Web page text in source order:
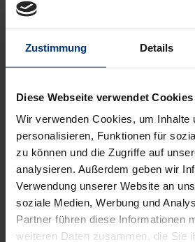
Zustimmung Details
Diese Webseite verwendet Cookies
Wir verwenden Cookies, um Inhalte
personalisieren, Funktionen für
zu können und die Zugriffe auf
analysieren. Außerdem geben wir
Verwendung unserer Website an
soziale Medien, Werbung und
Partner führen diese Informationen
weiteren Daten zusammen, die Sie